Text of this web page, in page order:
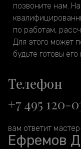
позвоните нам.
по работам,
Для этого может
будьте готовы его
Телефон
+7 495 120-
вам ответит
Ефремов